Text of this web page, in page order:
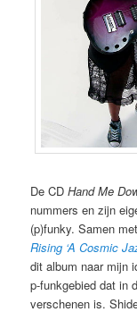
De CDHand Me
nummers en zijn
(p)funky. Samen
Rising ‘A Cosmic
dit album naar mijn
p-funkgebied dat in
verschenen is.